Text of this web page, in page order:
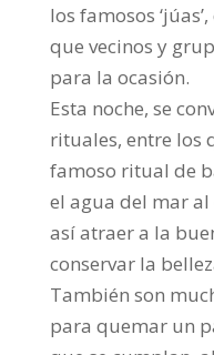
los famosos
que vecinos y
para la ocasión.
Esta noche, se
rituales, entre los
famoso ritual de
el agua del mar
así atraer a la
conservar la
También son
para quemar un